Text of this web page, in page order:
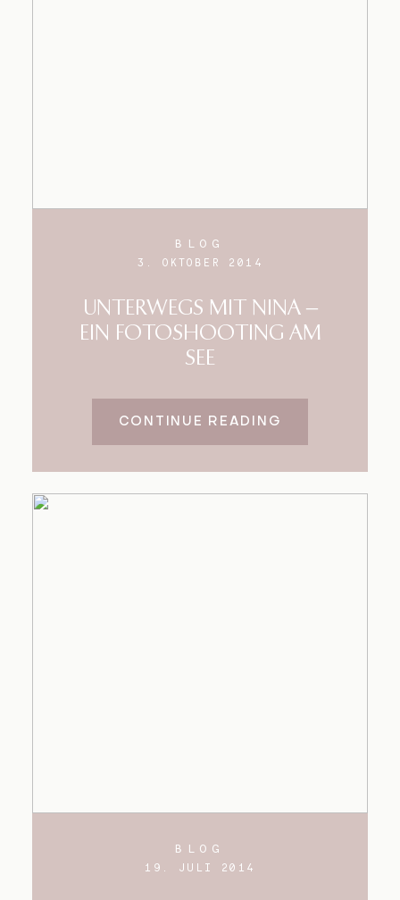
BLOG
3. OKTOBER 2014
UNTERWEGS MIT NINA –
EIN FOTOSHOOTING AM
SEE
CONTINUE READING
BLOG
19. JULI 2014